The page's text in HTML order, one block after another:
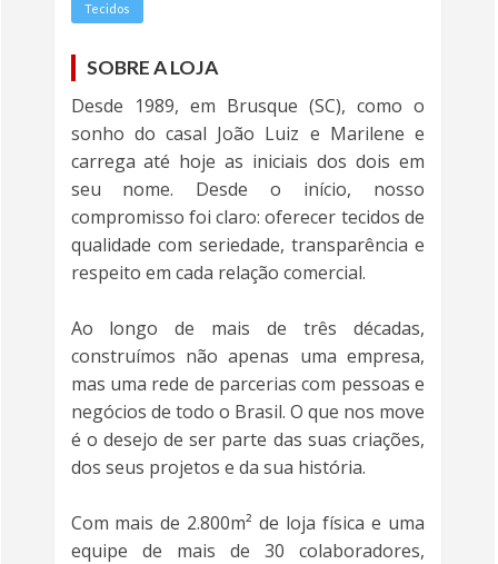
Tecidos
SOBRE A LOJA
Desde 1989, em Brusque (SC), como o
sonho do casal João Luiz e Marilene e
carrega até hoje as iniciais dos dois em
seu nome. Desde o início, nosso
compromisso foi claro: oferecer tecidos de
qualidade com seriedade, transparência e
respeito em cada relação comercial.
Ao longo de mais de três décadas,
construímos não apenas uma empresa,
mas uma rede de parcerias com pessoas e
negócios de todo o Brasil. O que nos move
é o desejo de ser parte das suas criações,
dos seus projetos e da sua história.
Com mais de 2.800m² de loja física e uma
equipe de mais de 30 colaboradores,